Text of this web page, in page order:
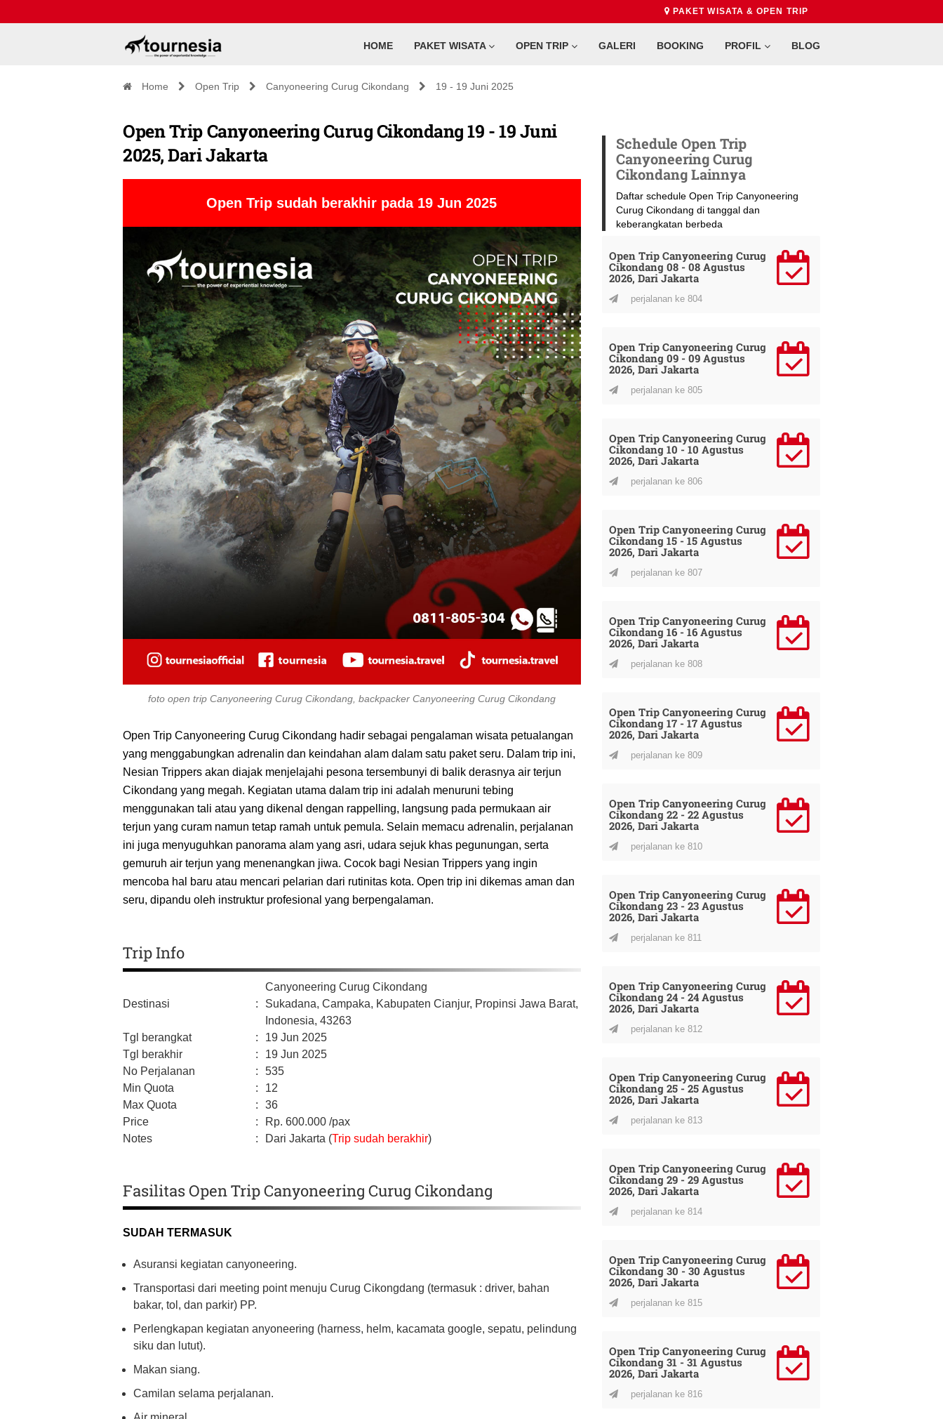
PAKET WISATA & OPEN TRIP
HOME PAKET WISATA OPEN TRIP GALERI BOOKING PROFIL BLOG
Home Open Trip Canyoneering Curug Cikondang 19 - 19 Juni 2025
Open Trip Canyoneering Curug Cikondang 19 - 19 Juni
2025, Dari Jakarta
Open Trip sudah berakhir pada 19 Jun 2025
foto open trip Canyoneering Curug Cikondang, backpacker Canyoneering Curug Cikondang
Open Trip Canyoneering Curug Cikondang hadir sebagai pengalaman wisata petualangan
yang menggabungkan adrenalin dan keindahan alam dalam satu paket seru. Dalam trip ini,
Nesian Trippers akan diajak menjelajahi pesona tersembunyi di balik derasnya air terjun
Cikondang yang megah. Kegiatan utama dalam trip ini adalah menuruni tebing
menggunakan tali atau yang dikenal dengan rappelling, langsung pada permukaan air
terjun yang curam namun tetap ramah untuk pemula. Selain memacu adrenalin, perjalanan
ini juga menyuguhkan panorama alam yang asri, udara sejuk khas pegunungan, serta
gemuruh air terjun yang menenangkan jiwa. Cocok bagi Nesian Trippers yang ingin
mencoba hal baru atau mencari pelarian dari rutinitas kota. Open trip ini dikemas aman dan
seru, dipandu oleh instruktur profesional yang berpengalaman.
Trip Info
Destinasi :
Canyoneering Curug Cikondang
Sukadana, Campaka, Kabupaten Cianjur, Propinsi Jawa Barat,
Indonesia, 43263
Tgl berangkat
:
19 Jun 2025
Tgl berakhir
:
19 Jun 2025
No Perjalanan
:
535
Min Quota
:
12
Max Quota
:
36
Price
: Rp. 600.000 /pax
Notes
: Dari Jakarta (Trip sudah berakhir)
Fasilitas Open Trip Canyoneering Curug Cikondang
SUDAH TERMASUK
Asuransi kegiatan canyoneering.
Transportasi dari meeting point menuju Curug Cikongdang (termasuk : driver, bahan
bakar, tol, dan parkir) PP.
Perlengkapan kegiatan anyoneering (harness, helm, kacamata google, sepatu, pelindung
siku dan lutut).
Makan siang.
Camilan selama perjalanan.
Schedule Open Trip
Canyoneering Curug
Cikondang Lainnya
Daftar schedule Open Trip Canyoneering
Curug Cikondang di tanggal dan
keberangkatan berbeda
Open Trip Canyoneering Curug
Cikondang 08 - 08 Agustus
2026, Dari Jakarta
perjalanan ke 804
Open Trip Canyoneering Curug
Cikondang 09 - 09 Agustus
2026, Dari Jakarta
perjalanan ke 805
Open Trip Canyoneering Curug
Cikondang 10 - 10 Agustus
2026, Dari Jakarta
perjalanan ke 806
Open Trip Canyoneering Curug
Cikondang 15 - 15 Agustus
2026, Dari Jakarta
perjalanan ke 807
Open Trip Canyoneering Curug
Cikondang 16 - 16 Agustus
2026, Dari Jakarta
perjalanan ke 808
Open Trip Canyoneering Curug
Cikondang 17 - 17 Agustus
2026, Dari Jakarta
perjalanan ke 809
Open Trip Canyoneering Curug
Cikondang 22 - 22 Agustus
2026, Dari Jakarta
perjalanan ke 810
Open Trip Canyoneering Curug
Cikondang 23 - 23 Agustus
2026, Dari Jakarta
perjalanan ke 811
Open Trip Canyoneering Curug
Cikondang 24 - 24 Agustus
2026, Dari Jakarta
perjalanan ke 812
Open Trip Canyoneering Curug
Cikondang 25 - 25 Agustus
2026, Dari Jakarta
perjalanan ke 813
Open Trip Canyoneering Curug
Cikondang 29 - 29 Agustus
2026, Dari Jakarta
perjalanan ke 814
Open Trip Canyoneering Curug
Cikondang 30 - 30 Agustus
2026, Dari Jakarta
perjalanan ke 815
Open Trip Canyoneering Curug
Cikondang 31 - 31 Agustus
2026, Dari Jakarta
perjalanan ke 816